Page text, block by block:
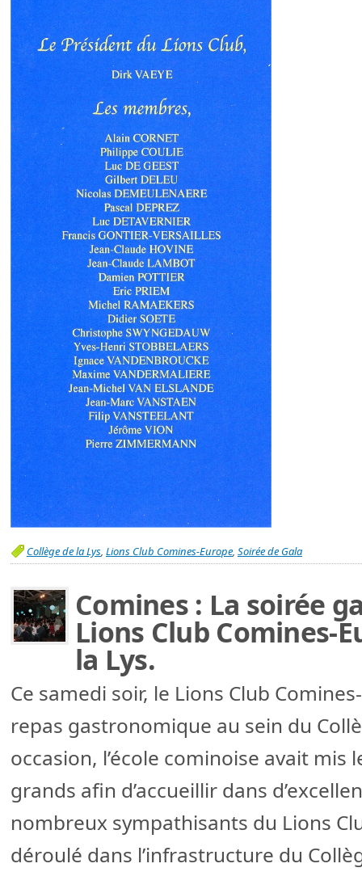
Collège de la Lys Lions Club Comines-Europe Soirée de Gala
Comines : La soirée
Lions Club Comines-
la Lys.
Ce samedi soir, le Lions Club
repas gastronomique au sein du
occasion, l’école cominoise avait mis
grands afin d’accueillir dans
nombreux sympathisants du Lions
déroulé dans l’infrastructure du